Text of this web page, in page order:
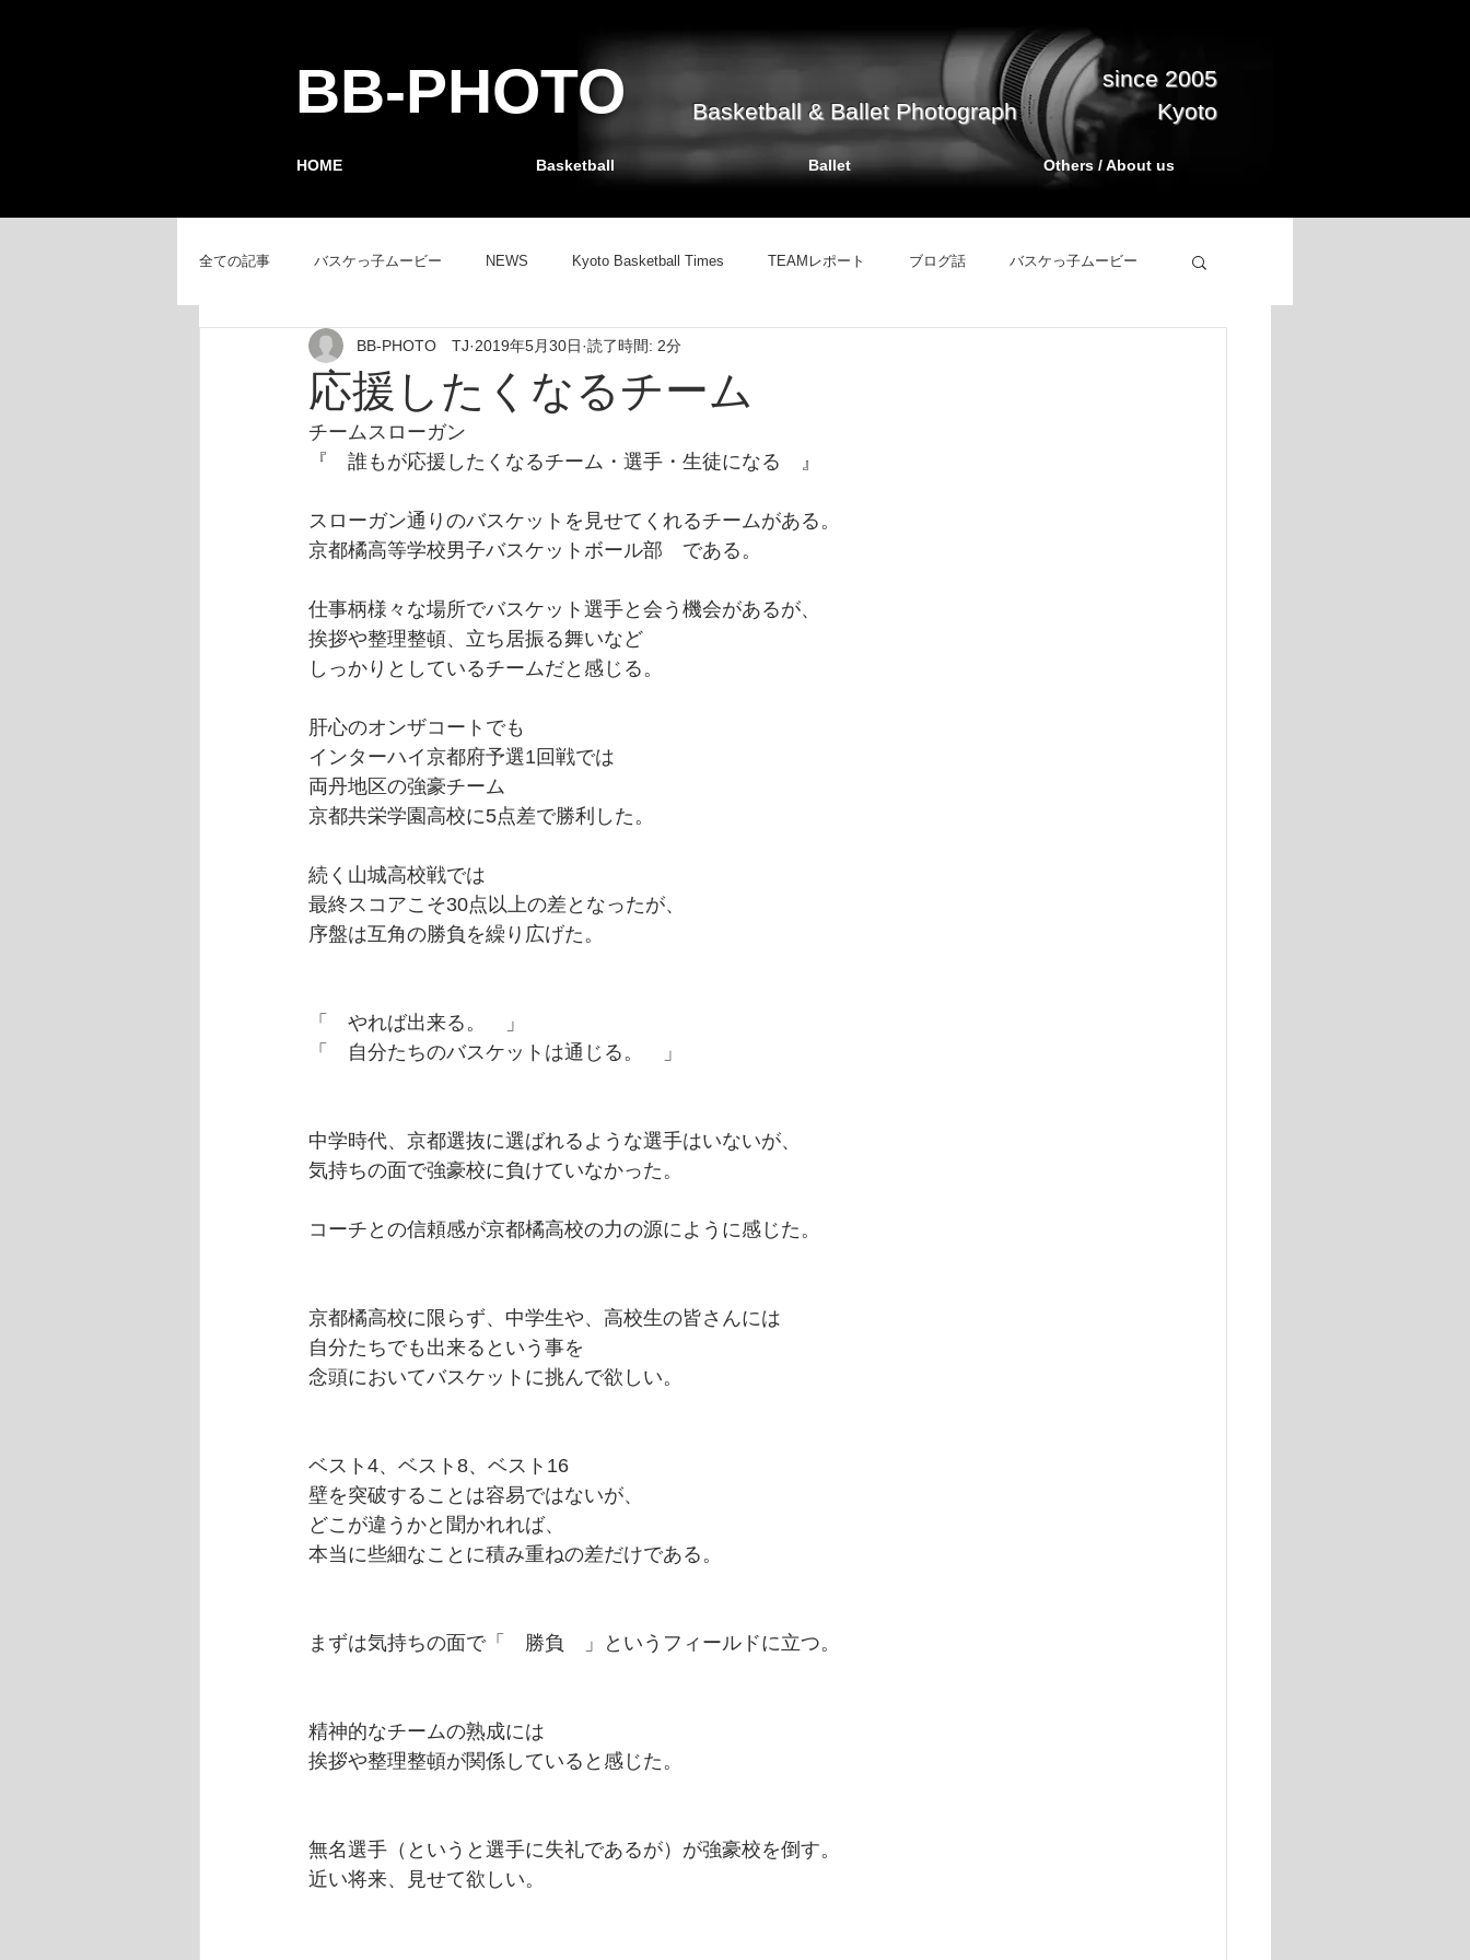
BB-PHOTO since 2005
HOME Basketball Ballet Others / About us
Basketball & Ballet Photograph Kyoto
全ての記事 バスケっ子ムービー NEWS Kyoto Basketball Times TEAMレポート ブログ話 バスケっ子ムービー
チーム紹介 GAMEレポート TEAMレポート バスケット掲示板
応援したくなるチーム
BB-PHOTO TJ 2019年5月30日 読了時間: 2分
チームスローガン
『　誰もが応援したくなるチーム・選手・生徒になる　』
スローガン通りのバスケットを見せてくれるチームがある。
京都橘高等学校男子バスケットボール部　である。
仕事柄様々な場所でバスケット選手と会う機会があるが、
挨拶や整理整頓、立ち居振る舞いなど
しっかりとしているチームだと感じる。
肝心のオンザコートでも
インターハイ京都府予選1回戦では
両丹地区の強豪チーム
京都共栄学園高校に5点差で勝利した。
続く山城高校戦では
最終スコアこそ30点以上の差となったが、
序盤は互角の勝負を繰り広げた。
「　やれば出来る。　」
「　自分たちのバスケットは通じる。　」
中学時代、京都選抜に選ばれるような選手はいないが、
気持ちの面で強豪校に負けていなかった。
コーチとの信頼感が京都橘高校の力の源にように感じた。
京都橘高校に限らず、中学生や、高校生の皆さんには
自分たちでも出来るという事を
念頭においてバスケットに挑んで欲しい。
ベスト4、ベスト8、ベスト16
壁を突破することは容易ではないが、
どこが違うかと聞かれれば、
本当に些細なことに積み重ねの差だけである。
まずは気持ちの面で「　勝負　」というフィールドに立つ。
精神的なチームの熟成には
挨拶や整理整頓が関係していると感じた。
無名選手（というと選手に失礼であるが）が強豪校を倒す。
近い将来、見せて欲しい。